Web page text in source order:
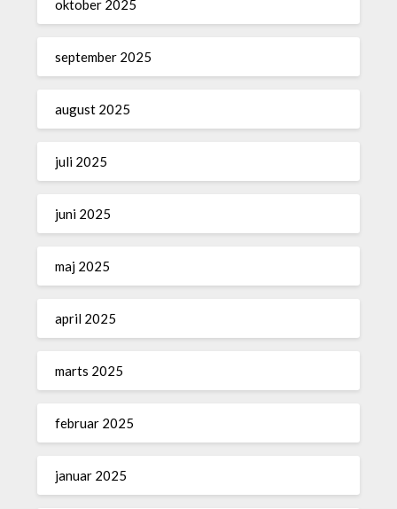
oktober 2025
september 2025
august 2025
juli 2025
juni 2025
maj 2025
april 2025
marts 2025
februar 2025
januar 2025